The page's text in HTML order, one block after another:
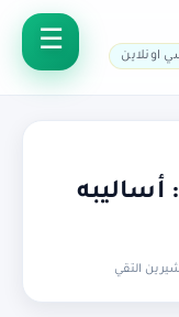
اونلاين
أساليبه
التقي